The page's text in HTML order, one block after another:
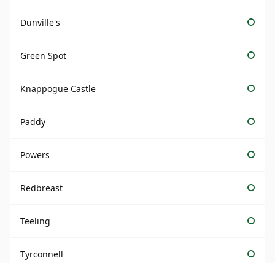
Dunville's
Green Spot
Knappogue Castle
Paddy
Powers
Redbreast
Teeling
Tyrconnell